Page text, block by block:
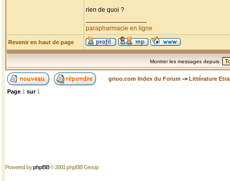
rien de quoi ?
parapharmacie en ligne
Revenir en haut de page
Montrer les messages depuis:
grioo.com Index du Forum -> Littérature
Page 1 sur1
Powered byphpBB© 2001 phpBB Group